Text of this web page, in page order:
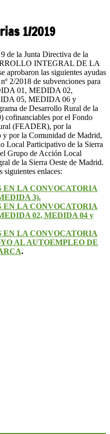
1/2019
de la Junta Directiva de la
INTEGRAL DE LA
las siguientes ayudas
2/2018 de subvenciones para
01, MEDIDA 02,
05, MEDIDA 06 y
de Desarrollo Rural de la
cofinanciables por el Fondo
(FEADER), por la
y por la Comunidad de Madrid,
Local Participativo de la Sierra
Grupo de Acción Local
de la Sierra Oeste de Madrid.
siguientes enlaces:
EN LA CONVOCATORIA
3).
EN LA CONVOCATORIA
02, MEDIDA 04 y
EN LA CONVOCATORIA
AL AUTOEMPLEO DE
.